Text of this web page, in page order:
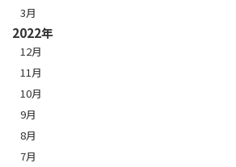
3月
2022年
12月
11月
10月
9月
8月
7月